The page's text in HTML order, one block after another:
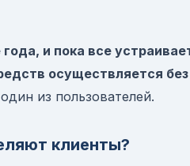
и пока все
осуществляется
из пользователей.
клиенты?